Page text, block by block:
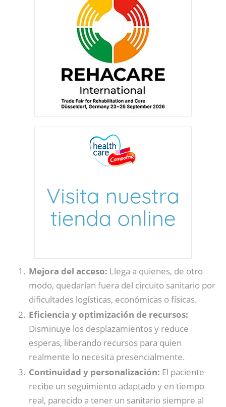
Mejora del acceso: Llega a quienes, de otro
modo, quedarían fuera del circuito sanitario por
dificultades logísticas, económicas o físicas.
Eficiencia y optimización de recursos:
Disminuye los desplazamientos y reduce
esperas, liberando recursos para quien
realmente lo necesita presencialmente.
Continuidad y personalización: El paciente
recibe un seguimiento adaptado y en tiempo
real, parecido a tener un sanitario siempre al